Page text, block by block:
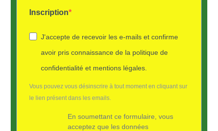
Inscription
J'accepte de recevoir les e-mails et confirme
avoir pris connaissance de la politique de
confidentialité et mentions légales.
Vous pouvez vous désinscrire à tout moment en cliquant sur
le lien présent dans les emails.
En soumettant ce formulaire, vous
acceptez que les données